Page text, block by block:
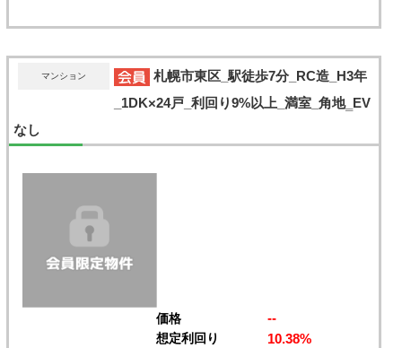
マンション
札幌市東区_駅徒歩7分_RC造_H3年
_1DK×24戸_利回り9%以上_満室_角地‗EV
なし
価格 --
想定利回り
10.38%